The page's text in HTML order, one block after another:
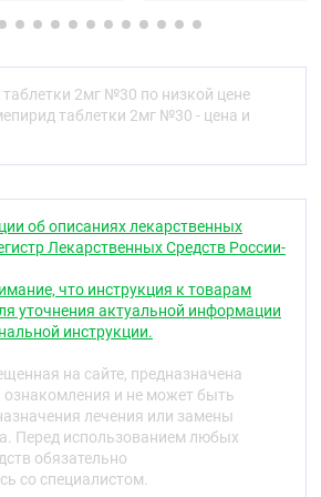
глимепирид — 4,00 мг
— 156,60 мг, целлюлоза
натрия — 8,00 мг, повидон-
80 — 1,00 мг, магния
почти белого цвета:
двояковыпуклые, с
с риской, с одной
группа
средство для перорального
2мг №30 по низкой цене
таблетки 2мг №30 - цена и
об описаниях лекарственных
Лекарственных Средств России-
что инструкция к товарам
уточнения актуальной информации
инструкции.
на сайте, предназначена
ознакомления и не может быть
лечения или замены
Перед использованием любых
обязательно
со специалистом.